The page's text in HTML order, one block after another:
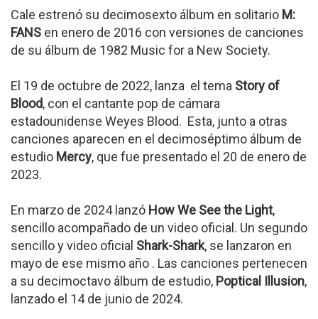
Cale estrenó su decimosexto álbum en solitario M:
FANS en enero de 2016 con versiones de canciones
de su álbum de 1982 Music for a New Society.
El 19 de octubre de 2022, lanza el tema Story of
Blood, con el cantante pop de cámara
estadounidense Weyes Blood. Esta, junto a otras
canciones aparecen en el decimoséptimo álbum de
estudio Mercy, que fue presentado el 20 de enero de
2023.
En marzo de 2024 lanzó How We See the Light,
sencillo acompañado de un video oficial. Un segundo
sencillo y video oficial Shark-Shark, se lanzaron en
mayo de ese mismo año . Las canciones pertenecen
a su decimoctavo álbum de estudio, Poptical Illusion,
lanzado el 14 de junio de 2024.